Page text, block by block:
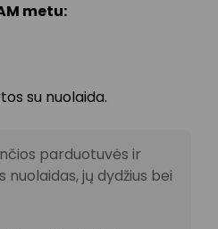
metu:
su nuolaida.
parduotuvės ir
jų dydžius bei